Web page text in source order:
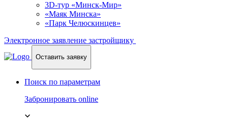
3D-тур «Минск-Мир»
«Маяк Минска»
«Парк Челюскинцев»
Электронное заявление застройщику
Оставить заявку
Поиск по параметрам
Забронировать online